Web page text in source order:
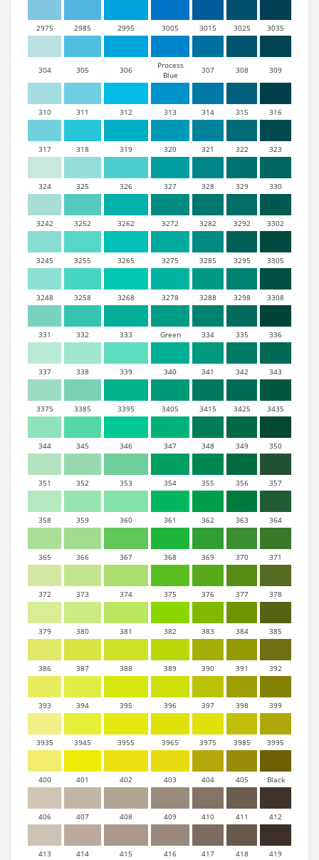
2975 2985 2995 3005 3015 3025 3035
304 305 306
Process
Blue
307 308 309
310 311 312 313 314 315 316
317 318 319 320 321 322 323
324 325 326 327 328 329 330
3242 3252 3262 3272 3282 3292 3302
3245 3255 3265 3275 3285 3295 3305
3248 3258 3268 3278 3288 3298 3308
331 332 333 Green 334 335 336
337 338 339 340 341 342 343
3375 3385 3395 3405 3415 3425 3435
344 345 346 347 348 349 350
351 352 353 354 355 356 357
358 359 360 361 362 363 364
365 366 367 368 369 370 371
372 373 374 375 376 377 378
379 380 381 382 383 384 385
386 387 388 389 390 391 392
393 394 395 396 397 398 399
3935 3945 3955 3965 3975 3985 3995
400 401 402 403 404 405 Black
406 407 408 409 410 411 412
413 414 415 416 417 418 419